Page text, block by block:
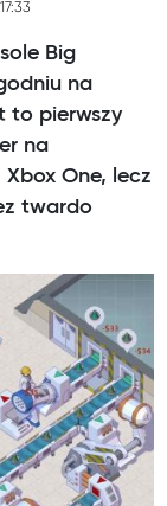
Big
na
to pierwszy
na
One, lecz
twardo